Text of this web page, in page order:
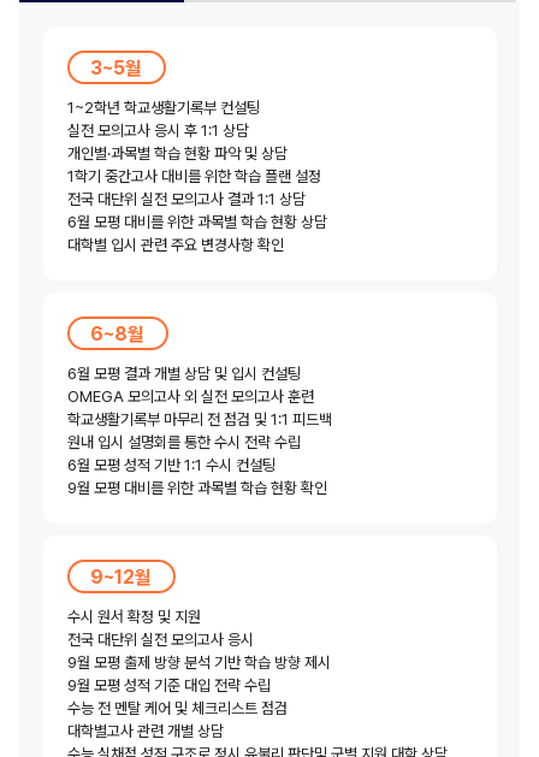
3~5월
1~2학년 학교생활기록부 컨설팅
실전 모의고사 응시 후 1:1 상담
개인별·과목별 학습 현황 파악 및 상담
1학기 중간고사 대비를 위한 학습 플랜 설정
전국 대단위 실전 모의고사 결과 1:1 상담
6월 모평 대비를 위한 과목별 학습 현황 상담
대학별 입시 관련 주요 변경사항 확인
6~8월
6월 모평 결과 개별 상담 및 입시 컨설팅
OMEGA 모의고사 외 실전 모의고사 훈련
학교생활기록부 마무리 전 점검 및 1:1 피드백
원내 입시 설명회를 통한 수시 전략 수립
6월 모평 성적 기반 1:1 수시 컨설팅
9월 모평 대비를 위한 과목별 학습 현황 확인
9~12월
수시 원서 확정 및 지원
전국 대단위 실전 모의고사 응시
9월 모평 출제 방향 분석 기반 학습 방향 제시
9월 모평 성적 기준 대입 전략 수립
수능 전 멘탈 케어 및 체크리스트 점검
대학별고사 관련 개별 상담